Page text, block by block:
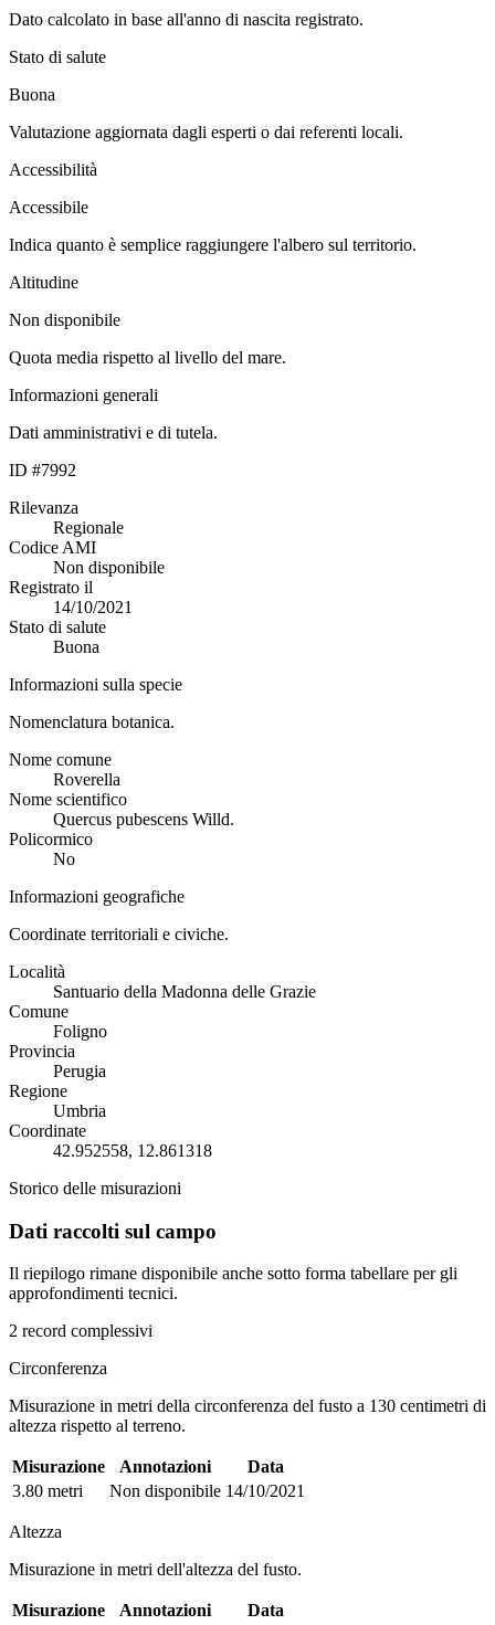
Dato calcolato in base all'anno di nascita registrato.
Stato di salute
Buona
Valutazione aggiornata dagli esperti o dai referenti locali.
Accessibilità
Accessibile
Indica quanto è semplice raggiungere l'albero sul territorio.
Altitudine
Non disponibile
Quota media rispetto al livello del mare.
Informazioni generali
Dati amministrativi e di tutela.
ID #7992
Rilevanza
Regionale
Codice AMI
Non disponibile
Registrato il
14/10/2021
Stato di salute
Buona
Informazioni sulla specie
Nomenclatura botanica.
Nome comune
Roverella
Nome scientifico
Quercus pubescens Willd.
Policormico
No
Informazioni geografiche
Coordinate territoriali e civiche.
Località
Santuario della Madonna delle Grazie
Comune
Foligno
Provincia
Perugia
Regione
Umbria
Coordinate
42.952558, 12.861318
Storico delle misurazioni
Dati raccolti sul campo
Il riepilogo rimane disponibile anche sotto forma tabellare per gli
approfondimenti tecnici.
2 record complessivi
Circonferenza
Misurazione in metri della circonferenza del fusto a 130 centimetri di
altezza rispetto al terreno.
Misurazione Annotazioni
Data
3.80 metri
Non disponibile 14/10/2021
Altezza
Misurazione in metri dell'altezza del fusto.
Misurazione Annotazioni
Data